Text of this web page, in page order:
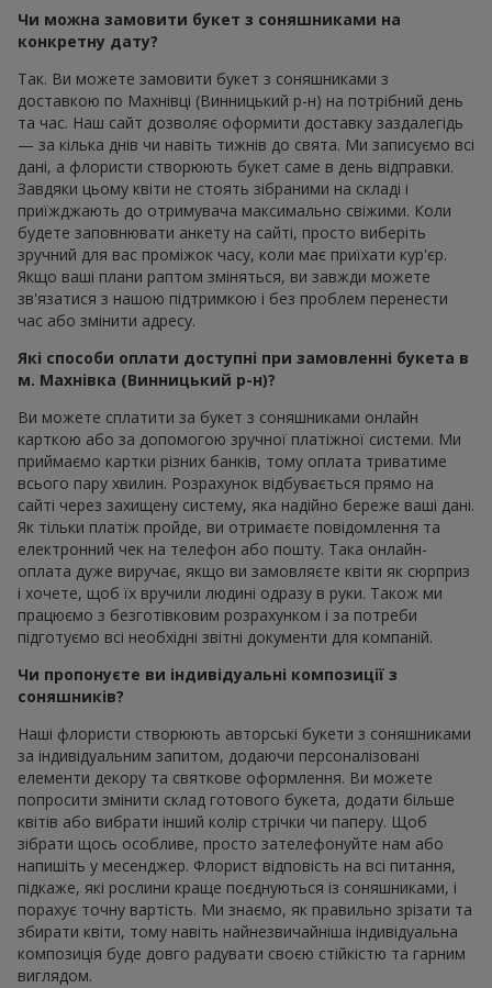
Чи можна замовити букет з соняшниками на
конкретну дату?
Так. Ви можете замовити букет з соняшниками з
доставкою по Махнівці (Винницький р-н) на потрібний день
та час. Наш сайт дозволяє оформити доставку заздалегідь
— за кілька днів чи навіть тижнів до свята. Ми записуємо всі
дані, а флористи створюють букет саме в день відправки.
Завдяки цьому квіти не стоять зібраними на складі і
приїжджають до отримувача максимально свіжими. Коли
будете заповнювати анкету на сайті, просто виберіть
зручний для вас проміжок часу, коли має приїхати кур'єр.
Якщо ваші плани раптом зміняться, ви завжди можете
зв'язатися з нашою підтримкою і без проблем перенести
час або змінити адресу.
Які способи оплати доступні при замовленні букета в
м. Махнівка (Винницький р-н)?
Ви можете сплатити за букет з соняшниками онлайн
карткою або за допомогою зручної платіжної системи. Ми
приймаємо картки різних банків, тому оплата триватиме
всього пару хвилин. Розрахунок відбувається прямо на
сайті через захищену систему, яка надійно береже ваші дані.
Як тільки платіж пройде, ви отримаєте повідомлення та
електронний чек на телефон або пошту. Така онлайн-
оплата дуже виручає, якщо ви замовляєте квіти як сюрприз
і хочете, щоб їх вручили людині одразу в руки. Також ми
працюємо з безготівковим розрахунком і за потреби
підготуємо всі необхідні звітні документи для компаній.
Чи пропонуєте ви індивідуальні композиції з
соняшників?
Наші флористи створюють авторські букети з соняшниками
за індивідуальним запитом, додаючи персоналізовані
елементи декору та святкове оформлення. Ви можете
попросити змінити склад готового букета, додати більше
квітів або вибрати інший колір стрічки чи паперу. Щоб
зібрати щось особливе, просто зателефонуйте нам або
напишіть у месенджер. Флорист відповість на всі питання,
підкаже, які рослини краще поєднуються із соняшниками, і
порахує точну вартість. Ми знаємо, як правильно зрізати та
збирати квіти, тому навіть найнезвичайніша індивідуальна
композиція буде довго радувати своєю стійкістю та гарним
виглядом.